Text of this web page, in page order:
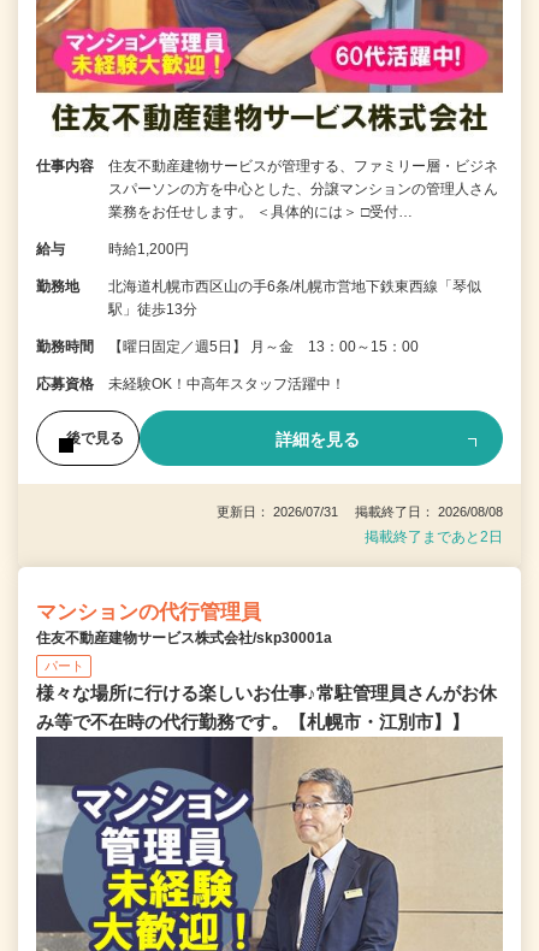
仕事内容
住友不動産建物サービスが管理する、ファミリー層・ビジネ
スパーソンの方を中心とした、分譲マンションの管理人さん
業務をお任せします。 ＜具体的には＞ □受付…
給与 時給1,200円
勤務地
北海道札幌市西区山の手6条/札幌市営地下鉄東西線「琴似
駅」徒歩13分
勤務時間 【曜日固定／週5日】 月～金 13：00～15：00
応募資格 未経験OK！中高年スタッフ活躍中！
後で見る 詳細を見る
更新日： 2026/07/31 掲載終了日： 2026/08/08
掲載終了まであと2日
マンションの代行管理員
住友不動産建物サービス株式会社/skp30001a
パート
様々な場所に行ける楽しいお仕事♪常駐管理員さんがお休
み等で不在時の代行勤務です。【札幌市・江別市】】